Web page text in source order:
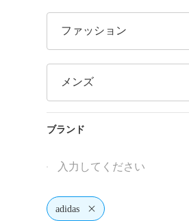
ブランド
adidas